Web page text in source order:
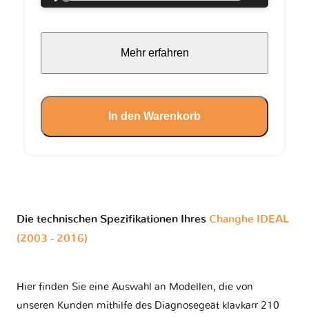
Mehr erfahren
In den Warenkorb
Die technischen Spezifikationen Ihres Changhe IDEAL
(2003 - 2016)
Hier finden Sie eine Auswahl an Modellen, die von
unseren Kunden mithilfe des Diagnosegeät klavkarr 210